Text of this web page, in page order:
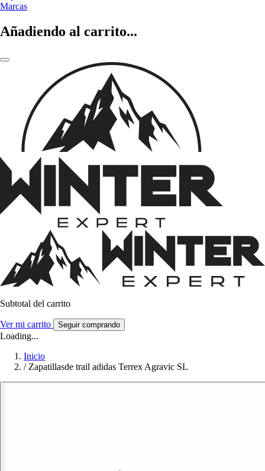
Marcas
Añadiendo al carrito...
Subtotal del carrito
Ver mi carrito Seguir comprando
Loading...
Inicio
/ Zapatillasde trail adidas Terrex Agravic SL